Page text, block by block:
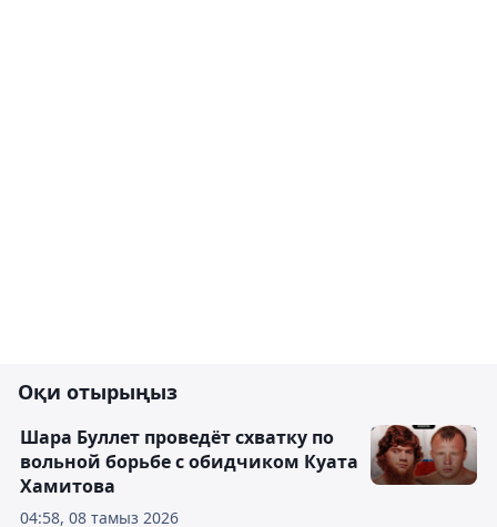
Оқи отырыңыз
04:58, 08 тамыз 2026
Шара Буллет проведёт схватку по
вольной борьбе с обидчиком Куата
Хамитова